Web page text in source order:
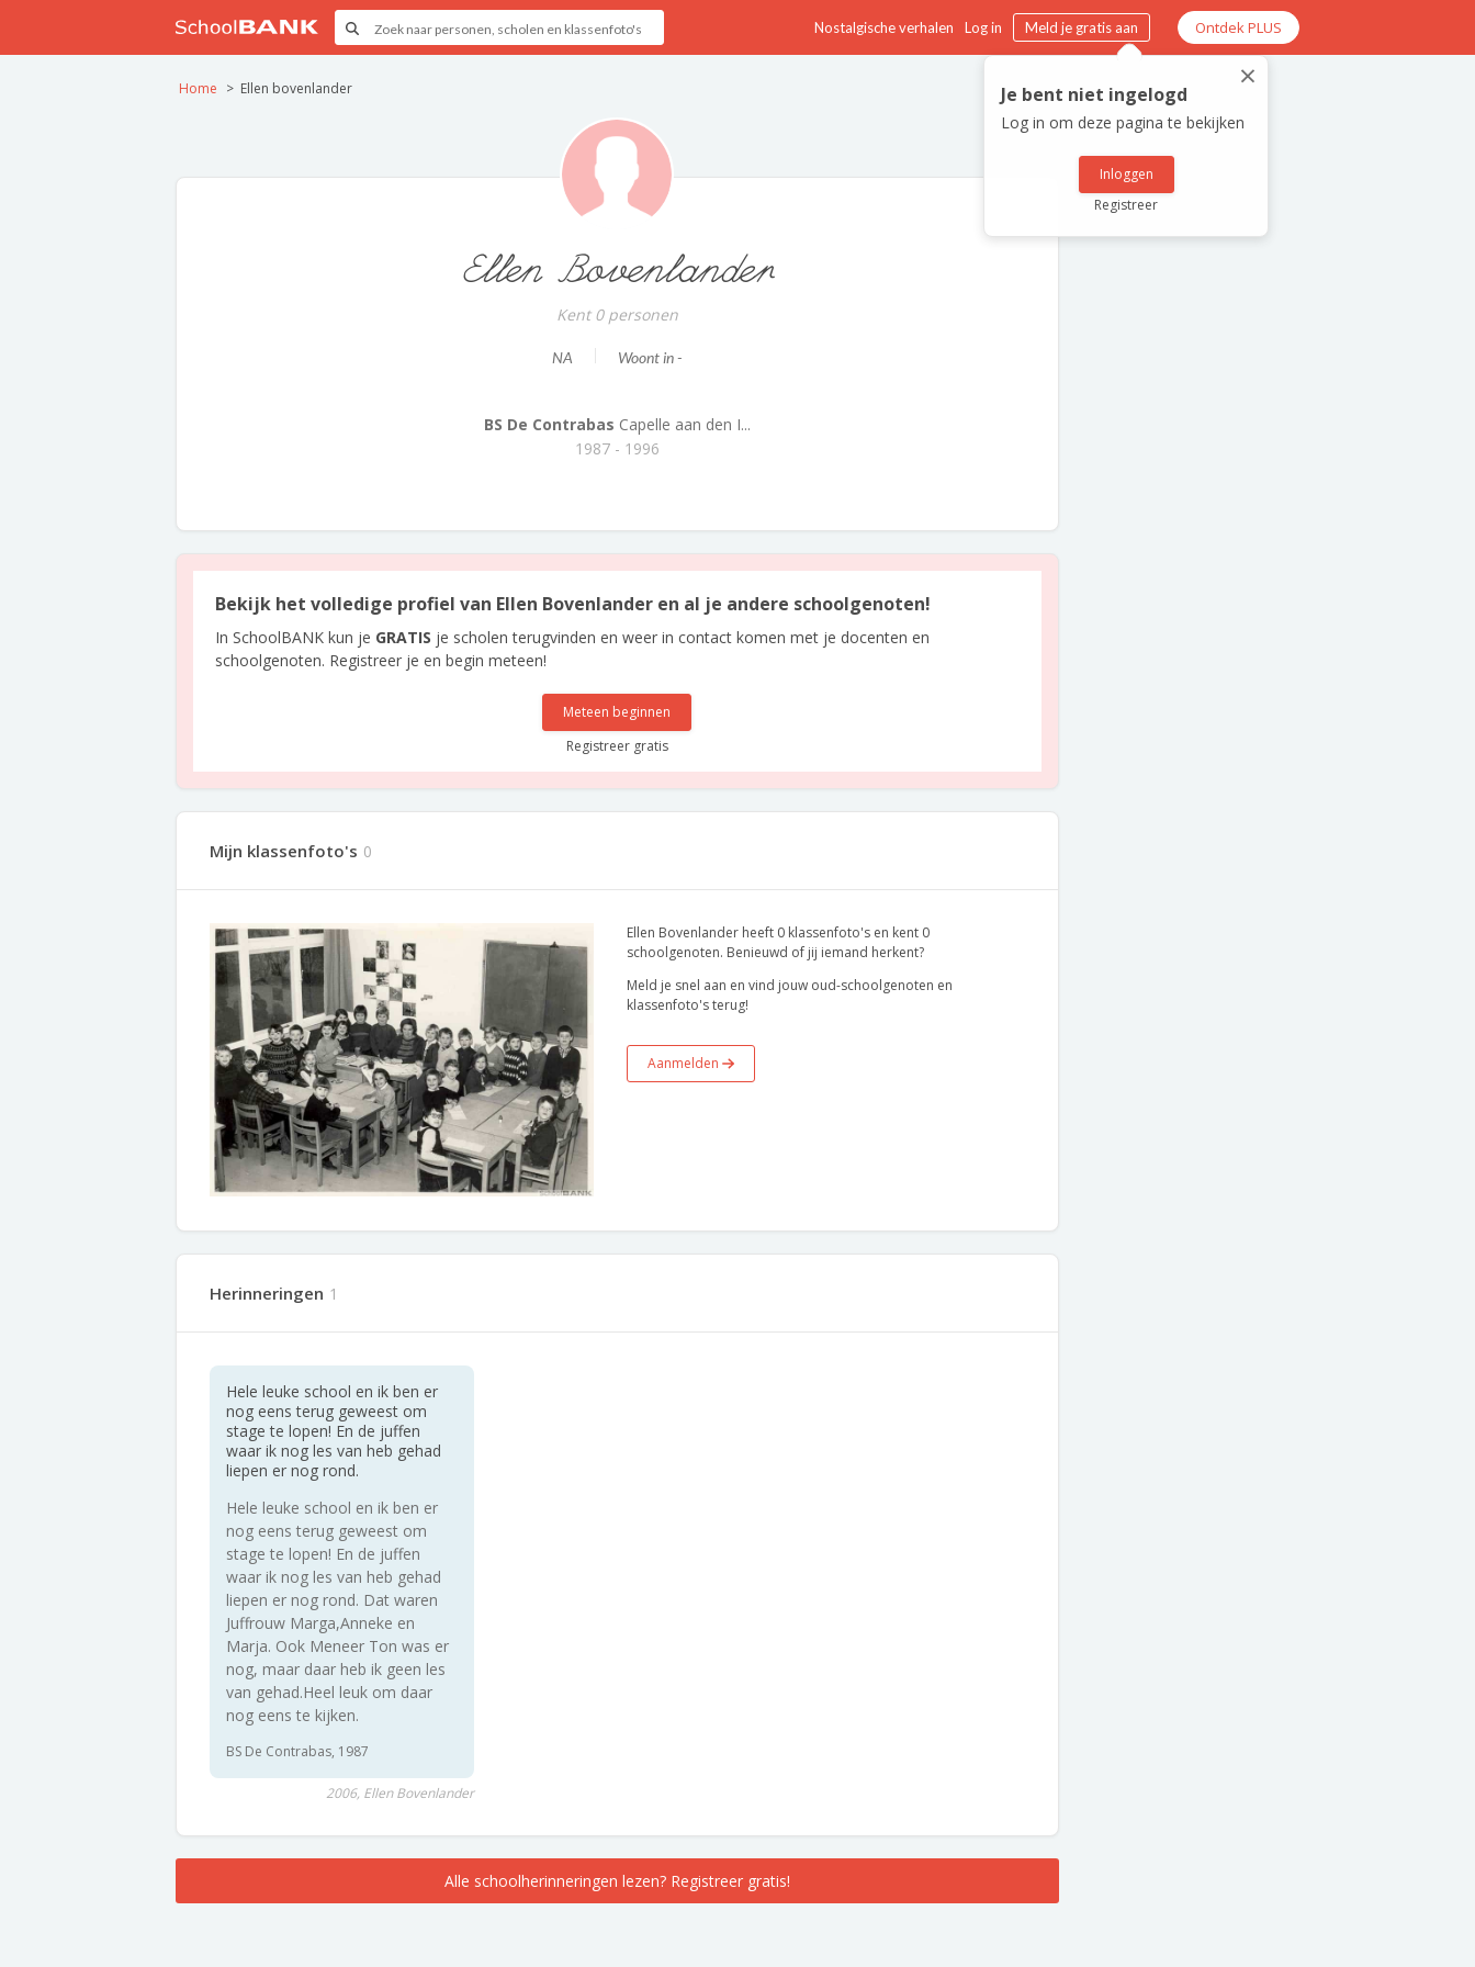
Nostalgische verhalen Log in Meld je gratis aan Ontdek PLUS
×
Je bent niet ingelogd
Log in om deze pagina te bekijken
Inloggen
Registreer
Home Ellen bovenlander
Ellen Bovenlander
Kent 0 personen
NA Woont in -
BS De Contrabas Capelle aan den I...
1987 - 1996
Bekijk het volledige profiel van Ellen Bovenlander en al je andere schoolgenoten!
In SchoolBANK kun je GRATIS je scholen terugvinden en weer in contact komen met je docenten en
schoolgenoten. Registreer je en begin meteen!
Meteen beginnen
Registreer gratis
Mijn klassenfoto's 0
Ellen Bovenlander heeft 0 klassenfoto's en kent 0
schoolgenoten. Benieuwd of jij iemand herkent?
Meld je snel aan en vind jouw oud-schoolgenoten en
klassenfoto's terug!
Aanmelden
Herinneringen 1
Hele leuke school en ik ben er
nog eens terug geweest om
stage te lopen! En de juffen
waar ik nog les van heb gehad
liepen er nog rond.
Hele leuke school en ik ben er
nog eens terug geweest om
stage te lopen! En de juffen
waar ik nog les van heb gehad
liepen er nog rond. Dat waren
Juffrouw Marga,Anneke en
Marja. Ook Meneer Ton was er
nog, maar daar heb ik geen les
van gehad.Heel leuk om daar
nog eens te kijken.
BS De Contrabas, 1987
2006, Ellen Bovenlander
Alle schoolherinneringen lezen? Registreer gratis!